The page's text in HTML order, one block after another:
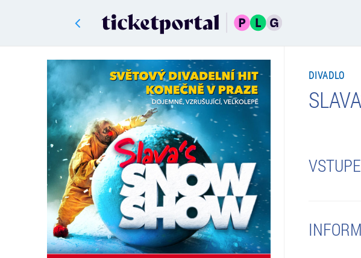
DIVADLO